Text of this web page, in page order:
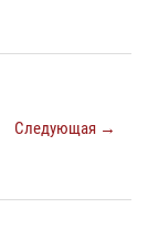
Следующая →